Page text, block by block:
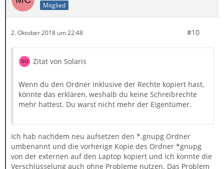
Mitglied
2. Oktober 2018 um 22:48 #10
Zitat von Solaris
Wenn du den Ordner inklusive der Rechte kopiert hast,
könnte das erklären, weshalb du keine Schreibrechte
mehr hattest. Du warst nicht mehr der Eigentümer.
Ich hab nachdem neu aufsetzen den *.gnupg Ordner
umbenannt und die vorherige Kopie des Ordner *gnupg
von der externen auf den Laptop kopiert und ich konnte die
Verschlüsselung auch ohne Probleme nutzen. Das Problem